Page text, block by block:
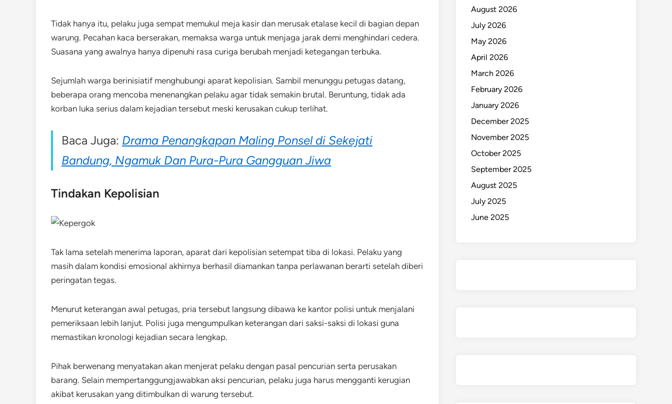
Tidak hanya itu, pelaku juga sempat memukul meja kasir dan merusak etalase kecil di bagian depan
warung. Pecahan kaca berserakan, memaksa warga untuk menjaga jarak demi menghindari cedera.
Suasana yang awalnya hanya dipenuhi rasa curiga berubah menjadi ketegangan terbuka.
Sejumlah warga berinisiatif menghubungi aparat kepolisian. Sambil menunggu petugas datang,
beberapa orang mencoba menenangkan pelaku agar tidak semakin brutal. Beruntung, tidak ada
korban luka serius dalam kejadian tersebut meski kerusakan cukup terlihat.
Baca Juga: Drama Penangkapan Maling Ponsel di Sekejati
Bandung, Ngamuk Dan Pura-Pura Gangguan Jiwa​
Tindakan Kepolisian
Tak lama setelah menerima laporan, aparat dari kepolisian setempat tiba di lokasi. Pelaku yang
masih dalam kondisi emosional akhirnya berhasil diamankan tanpa perlawanan berarti setelah diberi
peringatan tegas.
Menurut keterangan awal petugas, pria tersebut langsung dibawa ke kantor polisi untuk menjalani
pemeriksaan lebih lanjut. Polisi juga mengumpulkan keterangan dari saksi-saksi di lokasi guna
memastikan kronologi kejadian secara lengkap.
Pihak berwenang menyatakan akan menjerat pelaku dengan pasal pencurian serta perusakan
barang. Selain mempertanggungjawabkan aksi pencurian, pelaku juga harus mengganti kerugian
akibat kerusakan yang ditimbulkan di warung tersebut.
August 2026
July 2026
May 2026
April 2026
March 2026
February 2026
January 2026
December 2025
November 2025
October 2025
September 2025
August 2025
July 2025
June 2025